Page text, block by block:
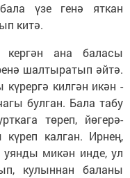
үзе генә яткан
китә.
кергән ана баласы
шалтыратып әйтә.
килгән икән -
булган. Бала табу
төреп, йөгерә-
калган. Ирнең,
микән инде, ул
кулыннан баланы